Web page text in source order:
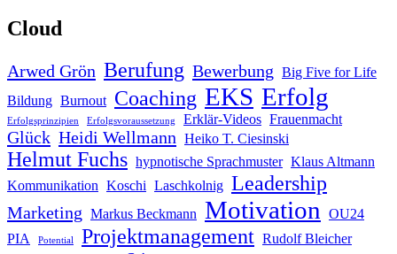
Cloud
Arwed Grön Berufung Bewerbung Big Five for Life
Bildung Burnout Coaching EKS Erfolg
Erfolgsprinzipien Erfolgsvoraussetzung Erklär-Videos Frauenmacht
Glück Heidi Wellmann Heiko T. Ciesinski
Helmut Fuchs hypnotische Sprachmuster Klaus Altmann
Kommunikation Koschi Laschkolnig Leadership
Marketing Markus Beckmann Motivation
OU24
PIA
Potential Projektmanagement Rudolf Bleicher